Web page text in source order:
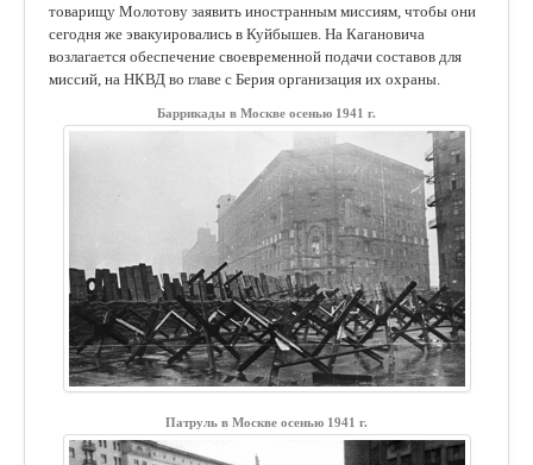
товарищу Молотову заявить иностранным миссиям, чтобы они
сегодня же эвакуировались в Куйбышев. На Кагановича
возлагается обеспечение своевременной подачи составов для
миссий, на НКВД во главе с Берия организация их охраны.
Баррикады в Москве осенью 1941 г.
Патруль в Москве осенью 1941 г.